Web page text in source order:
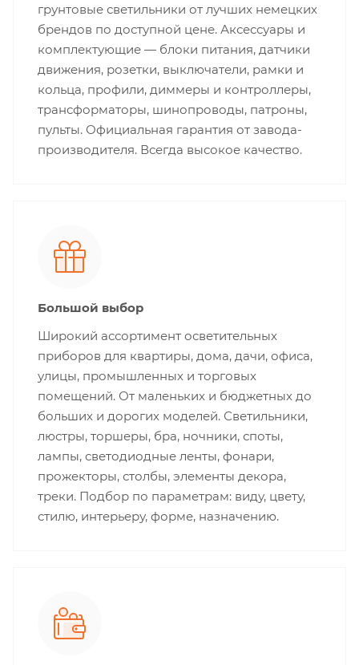
грунтовые светильники от лучших немецких
брендов по доступной цене. Аксессуары и
комплектующие — блоки питания, датчики
движения, розетки, выключатели, рамки и
кольца, профили, диммеры и контроллеры,
трансформаторы, шинопроводы, патроны,
пульты. Официальная гарантия от завода-
производителя. Всегда высокое качество.
Большой выбор
Широкий ассортимент осветительных
приборов для квартиры, дома, дачи, офиса,
улицы, промышленных и торговых
помещений. От маленьких и бюджетных до
больших и дорогих моделей. Светильники,
люстры, торшеры, бра, ночники, споты,
лампы, светодиодные ленты, фонари,
прожекторы, столбы, элементы декора,
треки. Подбор по параметрам: виду, цвету,
стилю, интерьеру, форме, назначению.